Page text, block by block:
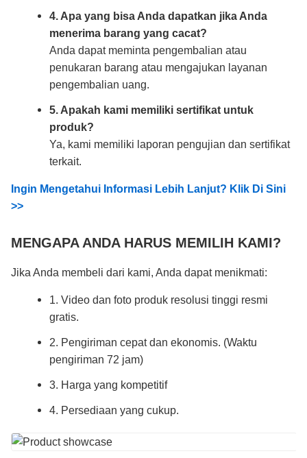
4. Apa yang bisa Anda dapatkan jika Anda
menerima barang yang cacat?
Anda dapat meminta pengembalian atau
penukaran barang atau mengajukan layanan
pengembalian uang.
5. Apakah kami memiliki sertifikat untuk
produk?
Ya, kami memiliki laporan pengujian dan sertifikat
terkait.
Ingin Mengetahui Informasi Lebih Lanjut? Klik Di Sini
>>
MENGAPA ANDA HARUS MEMILIH KAMI?
Jika Anda membeli dari kami, Anda dapat menikmati:
1. Video dan foto produk resolusi tinggi resmi
gratis.
2. Pengiriman cepat dan ekonomis. (Waktu
pengiriman 72 jam)
3. Harga yang kompetitif
4. Persediaan yang cukup.